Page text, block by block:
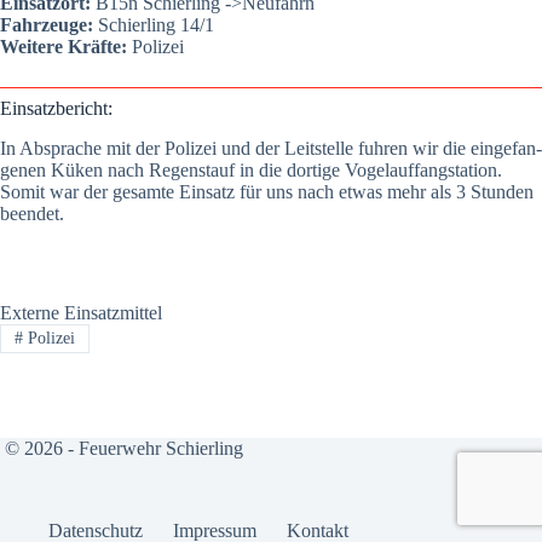
Fahr­zeu­ge: Schier­ling 14/1
Wei­te­re Kräf­te: Poli­zei
Ein­satz­be­richt:
In Abspra­che mit der Poli­zei und der Leit­stel­le fuh­ren wir die ein­ge­fan­
ge­nen Küken nach Regen­stauf in die dor­ti­ge Vogel­auf­fang­sta­ti­on.
Somit war der gesam­te Ein­satz für uns nach etwas mehr als 3 Stun­den
been­det.
Externe Einsatzmittel
#Polizei
© 2026 - Feuerwehr Schierling
Daten­schutz Impres­sum Kon­takt